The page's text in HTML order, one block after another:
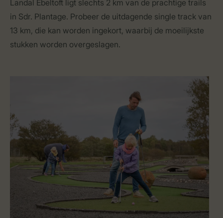
Landal Ebeltoft ligt slechts 2 km van de prachtige trails
in Sdr. Plantage. Probeer de uitdagende single track van
13 km, die kan worden ingekort, waarbij de moeilijkste
stukken worden overgeslagen.